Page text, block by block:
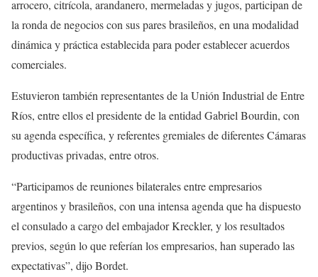
arrocero, citrícola, arandanero, mermeladas y jugos, participan de
la ronda de negocios con sus pares brasileños, en una modalidad
dinámica y práctica establecida para poder establecer acuerdos
comerciales.
Estuvieron también representantes de la Unión Industrial de Entre
Ríos, entre ellos el presidente de la entidad Gabriel Bourdin, con
su agenda específica, y referentes gremiales de diferentes Cámaras
productivas privadas, entre otros.
“Participamos de reuniones bilaterales entre empresarios
argentinos y brasileños, con una intensa agenda que ha dispuesto
el consulado a cargo del embajador Kreckler, y los resultados
previos, según lo que referían los empresarios, han superado las
expectativas”, dijo Bordet.